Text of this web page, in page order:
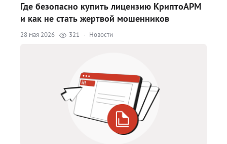
Где безопасно купить лицензию КриптоАРМ
и как не стать жертвой мошенников
28 мая 2026 321 · Новости